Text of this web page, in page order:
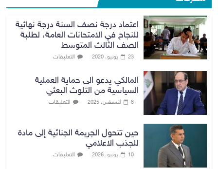
اعتماد درجة نصف السنة درجة نهائية
للنجاح في الامتحانات العامة، لطلبة
الصف الثالث المتوسط
23 يونيو، 2020 التعليقات
المالكي يدعو الى حماية العملية
السياسية من التلوث البعثي
8 أغسطس، 2025 التعليقات
حين تتحول الجريمة الجنائية إلى مادة
للجذب الاعلامي
10 يونيو، 2026 التعليقات